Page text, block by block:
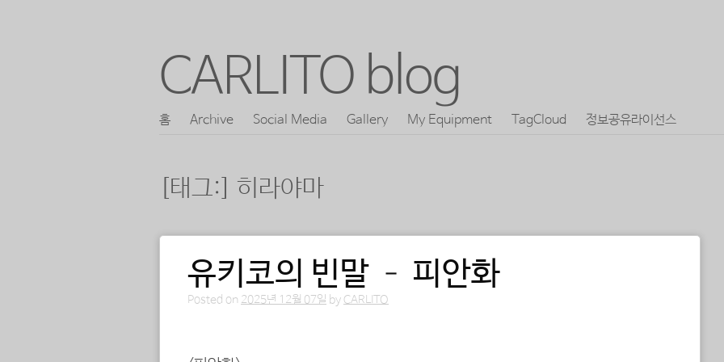
CARLITO blog
콘
로
홈 Archive Social Media Gallery My Equipment TagCloud 정보공유라이선스
[태그:] 히라야마
포스트 내비게이션
유키코의 빈말 – 피안화
Posted on 2025년 12월 07일 by CARLITO